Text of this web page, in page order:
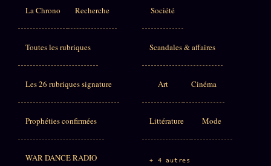
La Chrono Recherche
Toutes les rubriques
Les 26 rubriques signature
Prophéties confirmées
WAR DANCE RADIO
Société
Scandales & affaires
Art Cinéma
Littérature Mode
+ 4 autres